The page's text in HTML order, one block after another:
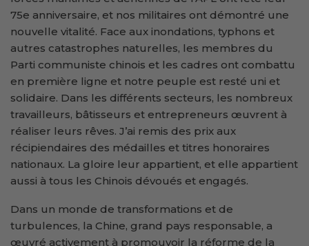
75e anniversaire, et nos militaires ont démontré une
nouvelle vitalité. Face aux inondations, typhons et
autres catastrophes naturelles, les membres du
Parti communiste chinois et les cadres ont combattu
en première ligne et notre peuple est resté uni et
solidaire. Dans les différents secteurs, les nombreux
travailleurs, bâtisseurs et entrepreneurs œuvrent à
réaliser leurs rêves. J’ai remis des prix aux
récipiendaires des médailles et titres honoraires
nationaux. La gloire leur appartient, et elle appartient
aussi à tous les Chinois dévoués et engagés.
Dans un monde de transformations et de
turbulences, la Chine, grand pays responsable, a
œuvré activement à promouvoir la réforme de la